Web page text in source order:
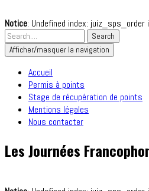
Notice: Undefined index: juiz_sps_order
Afficher/masquer la navigation
Accueil
Permis à points
Stage de récupération de points
Mentions légales
Nous contacter
Les Journées